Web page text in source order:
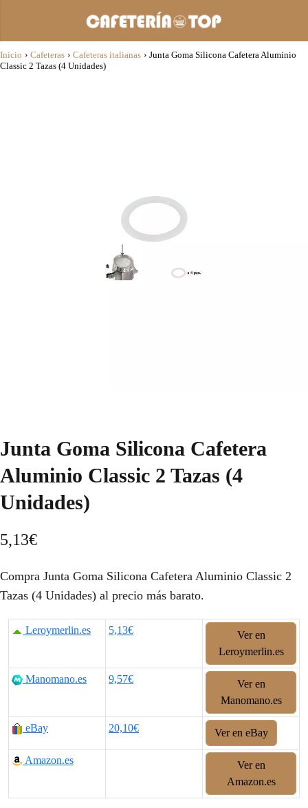
Inicio › Cafeteras › Cafeteras italianas › Junta Goma Silicona Cafetera Aluminio
Classic 2 Tazas (4 Unidades)
Junta Goma Silicona Cafetera
Aluminio Classic 2 Tazas (4
Unidades)
5,13€
Compra Junta Goma Silicona Cafetera Aluminio Classic 2
Tazas (4 Unidades) al precio más barato.
Leroymerlin.es 5,13€
Ver en
Leroymerlin.es
Manomano.es 9,57€
Ver en
Manomano.es
eBay 20,10€ Ver en eBay
Amazon.es
Ver en
Amazon.es